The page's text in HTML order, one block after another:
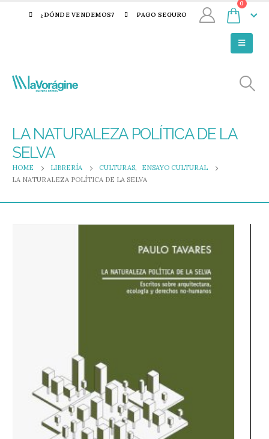
¿DÓNDE VENDEMOS? PAGO SEGURO
0
LA NATURALEZA POLÍTICA DE LA
SELVA
HOME LIBRERÍA CULTURAS,
ENSAYO CULTURAL
LA NATURALEZA POLÍTICA DE LA SELVA